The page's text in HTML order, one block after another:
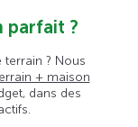
parfait ?
? Nous
+ maison
dans des